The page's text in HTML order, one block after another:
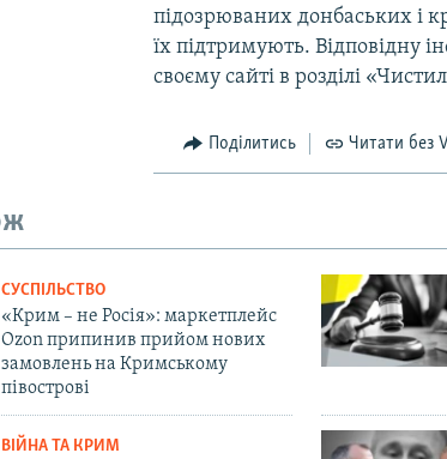
підозрюваних донбаських і
їх підтримують. Відповідну
своєму сайті в розділі
Поділитись Читати без
СУСПІЛЬСТВО
«Крим – не Росія»: маркетплейс
Ozon припинив прийом нових
замовлень на Кримському
півострові
ВІЙНА ТА КРИМ